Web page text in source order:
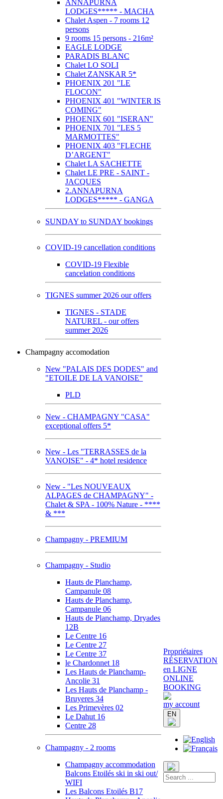
ANNAPURNA
LODGES***** - MACHA
Chalet Aspen - 7 rooms 12
persons
9 rooms 15 persons - 216m²
EAGLE LODGE
PARADIS BLANC
Chalet LO SOLI
Chalet ZANSKAR 5*
PHOENIX 201 "LE
FLOCON"
PHOENIX 401 "WINTER IS
COMING"
PHOENIX 601 "ISERAN"
PHOENIX 701 "LES 5
MARMOTTES"
PHOENIX 403 "FLECHE
D’ARGENT"
Chalet LA SACHETTE
Chalet LE PRE - SAINT -
JACQUES
2.ANNAPURNA
LODGES***** - GANGA
SUNDAY to SUNDAY bookings
COVID-19 cancellation conditions
COVID-19 Flexible
cancelation conditions
TIGNES summer 2026 our offers
TIGNES - STADE
NATUREL - our offers
summer 2026
Champagny accomodation
New "PALAIS DES DODES" and
"ETOILE DE LA VANOISE"
PLD
New - CHAMPAGNY "CASA"
exceptional offers 5*
New - Les "TERRASSES de la
VANOISE" - 4* hotel residence
New - "Les NOUVEAUX
ALPAGES de CHAMPAGNY" -
Chalet & SPA - 100% Nature - ****
& ***
Champagny - PREMIUM
Champagny - Studio
Hauts de Planchamp,
Campanule 08
Hauts de Planchamp,
Campanule 06
Hauts de Planchamp, Dryades
12B
Le Centre 16
Le Centre 27
Le Centre 37
le Chardonnet 18
Les Hauts de Planchamp-
Ancolie 31
Les Hauts de Planchamp -
Bruyeres 34
Les Primevères 02
Le Dahut 16
Centre 28
Champagny - 2 rooms
Champagny accommodation
Balcons Etoilés ski in ski out/
WIFI
Les Balcons Etoilés B17
Propriétaires
RÉSERVATION
en LIGNE
ONLINE
BOOKING
my account
EN